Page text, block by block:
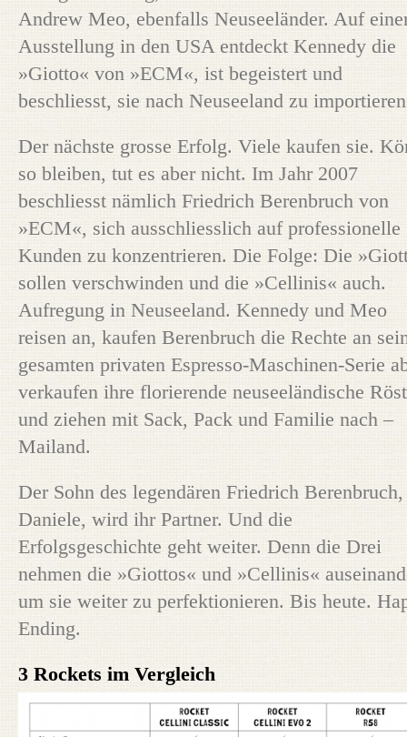
Andrew Meo, ebenfalls Neuseeländer. Auf
Ausstellung in den USA entdeckt Kennedy die
»Giotto« von »ECM«, ist begeistert und
beschliesst, sie nach Neuseeland zu
Der nächste grosse Erfolg. Viele kaufen sie.
so bleiben, tut es aber nicht. Im Jahr 2007
beschliesst nämlich Friedrich Berenbruch von
»ECM«, sich ausschliesslich auf professionelle
Kunden zu konzentrieren. Die Folge: Die
sollen verschwinden und die »Cellinis« auch.
Aufregung in Neuseeland. Kennedy und Meo
reisen an, kaufen Berenbruch die Rechte an
gesamten privaten Espresso-Maschinen-Serie
verkaufen ihre florierende neuseeländische
und ziehen mit Sack, Pack und Familie nach –
Mailand.
Der Sohn des legendären Friedrich Berenbruch,
Daniele, wird ihr Partner. Und die
Erfolgsgeschichte geht weiter. Denn die Drei
nehmen die »Giottos« und »Cellinis«
um sie weiter zu perfektionieren. Bis heute.
Ending.
3 Rockets im Vergleich